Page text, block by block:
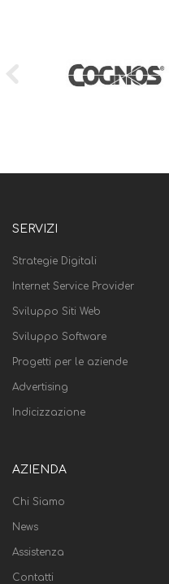
SERVIZI
Strategie Digitali
Internet Service Provider
Sviluppo Siti Web
Sviluppo Software
Progetti per le aziende
Advertising
Indicizzazione
AZIENDA
Chi Siamo
News
Assistenza
Contatti